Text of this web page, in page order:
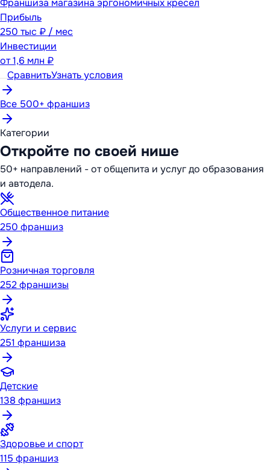
Франшиза магазина эргономичных кресел
Прибыль
250 тыс ₽ / мес
Инвестиции
от1,6 млн ₽
СравнитьУзнать условия
Все 500+ франшиз
Категории
Откройте по своей нише
50+ направлений - от общепита и услуг до образования
и автодела.
Общественное питание
250 франшиз
Розничная торговля
252франшизы
Услуги и сервис
251 франшиза
Детские
138 франшиз
Здоровье и спорт
115 франшиз